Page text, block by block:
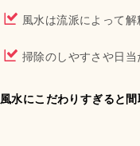
風水は流派によって
掃除のしやすさや日
風水にこだわりすぎると